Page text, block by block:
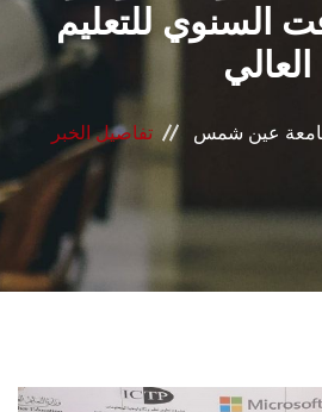
البحث العلمي
المراكز والوحدات
الأنظمة الذكية
السنوي للتعليم
العالي
عين شمس تفاصيل الخبر